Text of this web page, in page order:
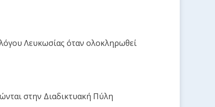
Λευκωσίας όταν ολοκληρωθεί
στην Διαδικτυακή Πύλη